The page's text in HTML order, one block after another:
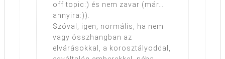
off topic:) és nem zavar (már…
annyira:)).
Szóval, igen, normális, ha nem
vagy összhangban az
elvárásokkal, a korosztályoddal,